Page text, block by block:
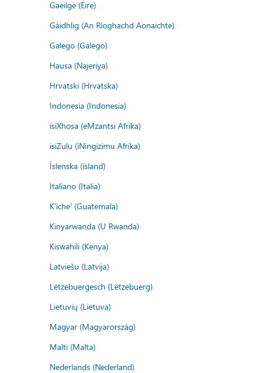
Gaeilge (Éire)
Gàidhlig (An Rìoghachd Aonaichte)
Galego (Galego)
Hausa (Najeriya)
Hrvatski (Hrvatska)
Indonesia (Indonesia)
isiXhosa (eMzantsi Afrika)
isiZulu (iNingizimu Afrika)
Íslenska (ísland)
Italiano (Italia)
K'iche' (Guatemala)
Kinyarwanda (U Rwanda)
Kiswahili (Kenya)
Latviešu (Latvija)
Lëtzebuergesch (Lëtzebuerg)
Lietuvių (Lietuva)
Magyar (Magyarország)
Malti (Malta)
Nederlands (Nederland)